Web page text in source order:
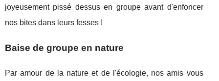
joyeusement pissé dessus en groupe avant d'enfoncer
nos bites dans leurs fesses !
Baise de groupe en nature
Par amour de la nature et de l'écologie, nos amis vous